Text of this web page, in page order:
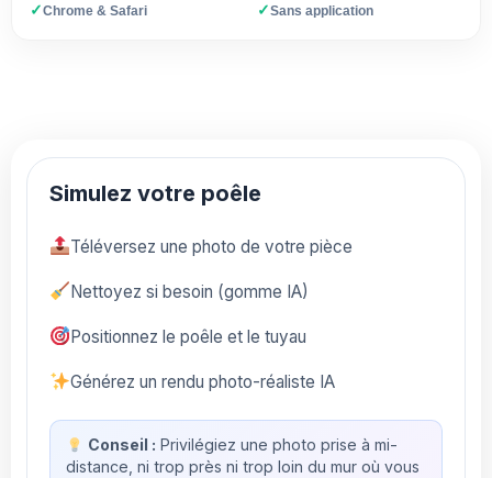
✓Chrome & Safari ✓Sans application
Simulez votre poêle
Téléversez une photo de votre pièce
Nettoyez si besoin (gomme IA)
Positionnez le poêle et le tuyau
Générez un rendu photo-réaliste IA
Conseil : Privilégiez une photo prise à mi-
distance, ni trop près ni trop loin du mur où vous